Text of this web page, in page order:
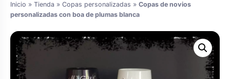
novia y zapatillas
Inicio » Tienda » Copas personalizadas » Copas de novios
personalizadas con boa de plumas blanca